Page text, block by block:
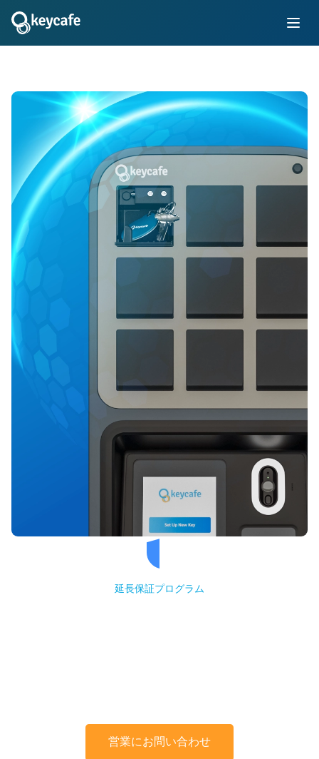
延長保証プログラム
営業にお問い合わせ